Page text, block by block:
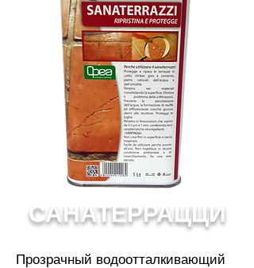
САНАТЕРРАЦЦИ
Прозрачный водоотталкивающий